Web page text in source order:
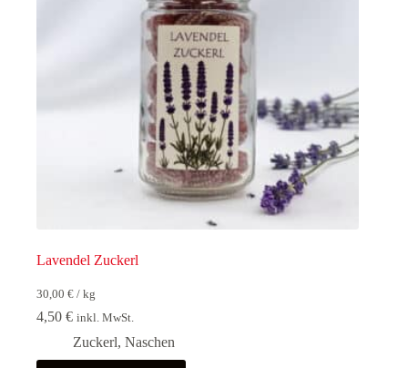
Lavendel Zuckerl
30,00 € / kg
4,50 € inkl. MwSt.
Zuckerl, Naschen